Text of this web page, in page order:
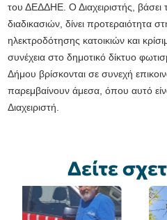
του ΔΕΔΔΗΕ. Ο Διαχειριστής,
διαδικασιών, δίνει προτεραιότητα
ηλεκτροδότησης κατοικιών και
συνέχεια στο δημοτικό δίκτυο
Δήμου βρίσκονται σε συνεχή
παρεμβαίνουν άμεσα, όπου αυτό
Διαχειριστή.
Δείτε